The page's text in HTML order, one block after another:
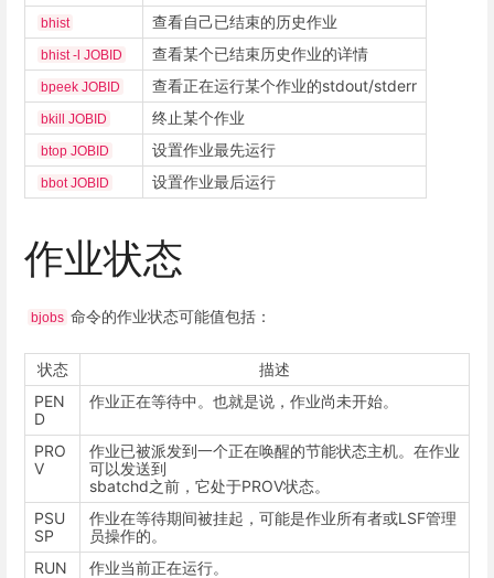
bhist 查看自己已结束的历史作业
bhist -l JOBID 查看某个已结束历史作业的详情
bpeek JOBID 查看正在运行某个作业的stdout/stderr
bkill JOBID 终止某个作业
btop JOBID 设置作业最先运行
bbot JOBID 设置作业最后运行
作业状态
bjobs 命令的作业状态可能值包括：
状态
描述
PEN
D
作业正在等待中。也就是说，作业尚未开始。
PRO
V
作业已被派发到一个正在唤醒的节能状态主机。在作业
可以发送到
sbatchd之前，它处于PROV状态。
PSU
SP
作业在等待期间被挂起，可能是作业所有者或LSF管理
员操作的。
RUN
作业当前正在运行。